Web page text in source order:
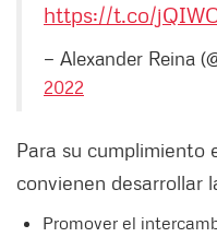
https://t.co/
— Alexander Reina
2022
Para su cumplimiento
convienen desarrollar
Promover el